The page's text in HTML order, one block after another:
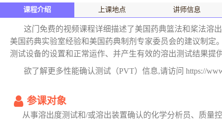
课程介绍 上课地点 讲师信息
这门免费的视频课程详细描述了美国药典篮法和桨法溶
美国药典实验室经验和美国药典制剂专家委员会的建议制
测试设备的设置和正常运作、并产生有效的溶出测试结果提
欲了解更多性能确认测试（PVT）信息,请访问 https://
参课对象
从事溶出度测试和/或溶出装置确认的化学分析员、质量